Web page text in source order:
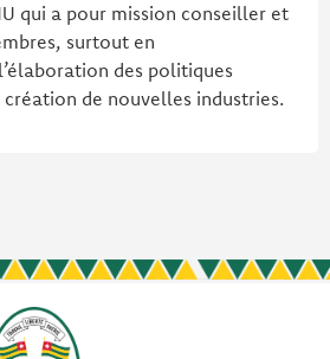
qui a pour mission conseiller et
surtout en
des politiques
de nouvelles industries.